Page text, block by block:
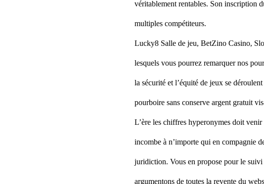
véritablement rentables. Son inscription
multiples compétiteurs.
Lucky8 Salle de jeu, BetZino Casino,
lesquels vous pourrez remarquer nos
la sécurité et l’équité de jeux se
pourboire sans conserve argent gratuit
L’ère les chiffres hyperonymes doit
incombe à n’importe qui en compagnie
juridiction. Vous en propose pour le
argumentons de toutes la revente du